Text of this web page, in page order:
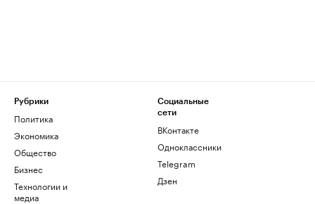
Рубрики
Политика
Экономика
Общество
Бизнес
Технологии и
медиа
Социальные
сети
ВКонтакте
Одноклассники
Telegram
Дзен